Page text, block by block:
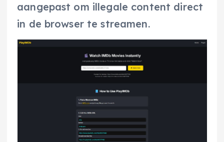
aangepast om illegale content direct
in de browser te streamen.